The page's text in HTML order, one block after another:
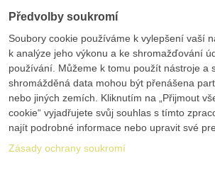
Předvolby soukromí
Soubory cookie používáme k vylepšení vaší
k analýze jeho výkonu a ke shromažďování
používání. Můžeme k tomu použít nástroje a
shromážděná data mohou být přenášena
nebo jiných zemích. Kliknutím na „Přijmout
cookie“ vyjadřujete svůj souhlas s tímto
najít podrobné informace nebo upravit své
Zásady ochrany soukromí